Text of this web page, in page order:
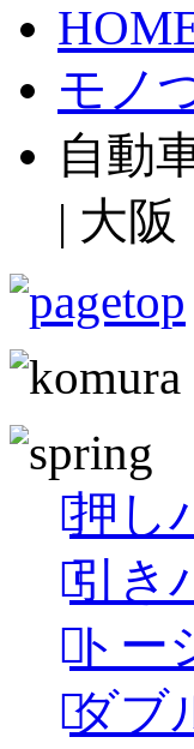
モノ
自動
| 大
押し
引き
トー
ダブ